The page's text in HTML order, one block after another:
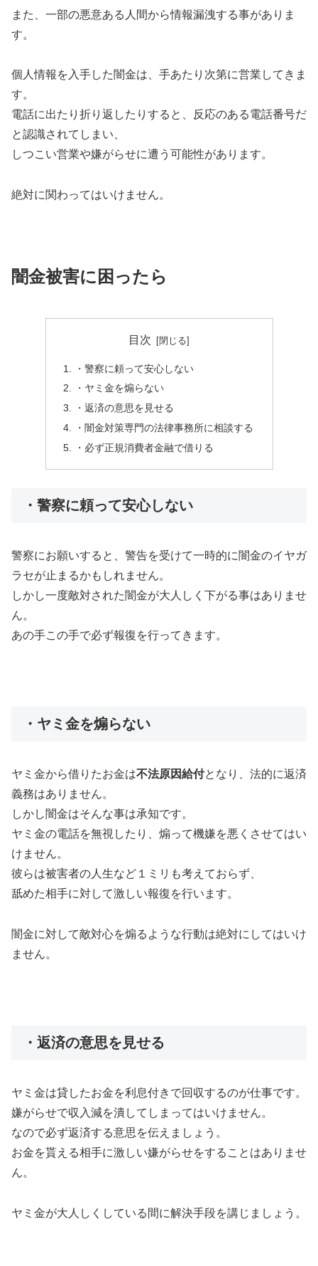
また、一部の悪意ある人間から情報漏洩する事がありま
す。
個人情報を入手した闇金は、手あたり次第に営業してきま
す。
電話に出たり折り返したりすると、反応のある電話番号だ
と認識されてしまい、
しつこい営業や嫌がらせに遭う可能性があります。
絶対に関わってはいけません。
闇金被害に困ったら
目次
・警察に頼って安心しない
・ヤミ金を煽らない
・返済の意思を見せる
・闇金対策専門の法律事務所に相談する
・必ず正規消費者金融で借りる
・警察に頼って安心しない
警察にお願いすると、警告を受けて一時的に闇金のイヤガ
ラセが止まるかもしれません。
しかし一度敵対された闇金が大人しく下がる事はありませ
ん。
あの手この手で必ず報復を行ってきます。
・ヤミ金を煽らない
ヤミ金から借りたお金は不法原因給付となり、法的に返済
義務はありません。
しかし闇金はそんな事は承知です。
ヤミ金の電話を無視したり、煽って機嫌を悪くさせてはい
けません。
彼らは被害者の人生など１ミリも考えておらず、
舐めた相手に対して激しい報復を行います。
闇金に対して敵対心を煽るような行動は絶対にしてはいけ
ません。
・返済の意思を見せる
ヤミ金は貸したお金を利息付きで回収するのが仕事です。
嫌がらせで収入減を潰してしまってはいけません。
なので必ず返済する意思を伝えましょう。
お金を貰える相手に激しい嫌がらせをすることはありませ
ん。
ヤミ金が大人しくしている間に解決手段を講じましょう。